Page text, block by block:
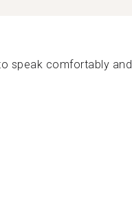
speak comfortably and